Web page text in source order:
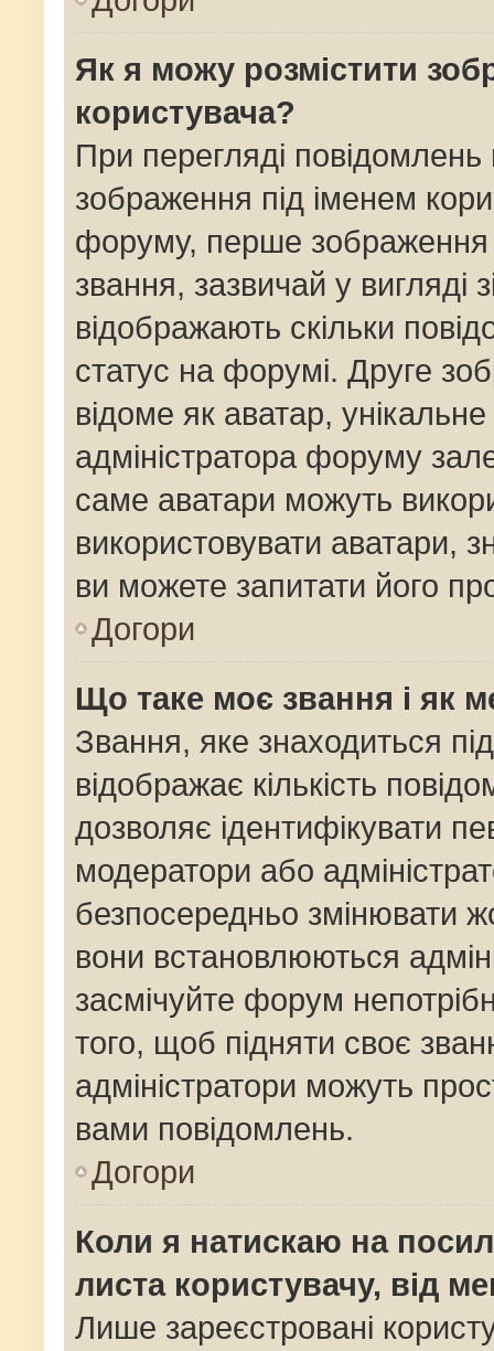
Як я можу розмістити
користувача?
При перегляді
зображення під іменем
форуму, перше зображення
звання, зазвичай у вигляді
відображають скільки
статус на форумі. Друге
відоме як аватар,
адміністратора форуму
саме аватари можуть
використовувати аватари,
ви можете запитати його
Догори
Що таке моє звання і як
Звання, яке знаходиться
відображає кількість
дозволяє ідентифікувати
модератори або
безпосередньо змінювати
вони встановлюються
засмічуйте форум
того, щоб підняти своє
адміністратори можуть
вами повідомлень.
Догори
Коли я натискаю на
листа користувачу, від
Лише зареєстровані